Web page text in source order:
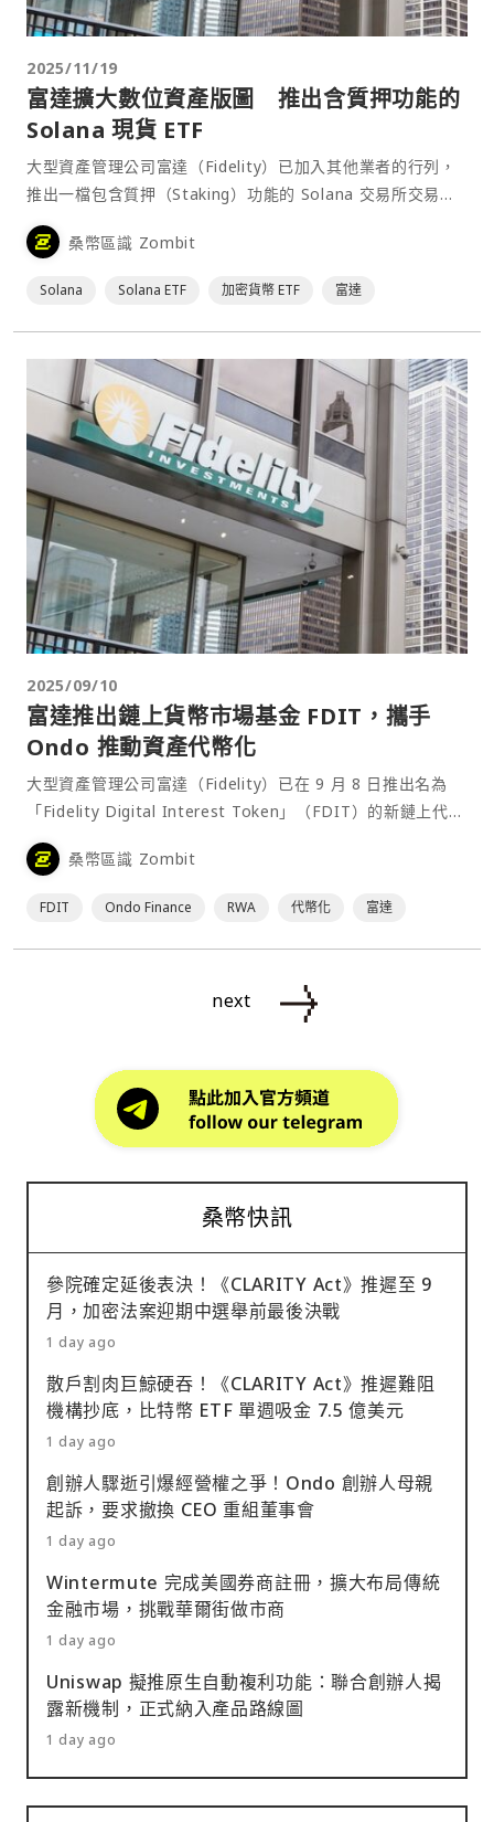
2025/11/19
富達擴大數位資產版圖 推出含質押功能的
Solana 現貨 ETF
大型資產管理公司富達（Fidelity）已加入其他業者的行列，
推出一檔包含質押（Staking）功能的 Solana 交易所交易基
桑幣區識 Zombit
Solana Solana ETF 加密貨幣 ETF 富達
2025/09/10
富達推出鏈上貨幣市場基金 FDIT，攜手
Ondo 推動資產代幣化
大型資產管理公司富達（Fidelity）已在 9 月 8 日推出名為
「Fidelity Digital Interest Token」（FDIT）的新鏈上代幣
化貨幣市場基金，標誌著機構採用鏈上資產的轉折點。此舉不
僅對貝萊德（BlackRock）的代幣化基金構成挑戰，也進⋯
桑幣區識 Zombit
FDIT Ondo Finance RWA 代幣化 富達
next
桑幣快訊
參院確定延後表決！《CLARITY Act》推遲至 9
月，加密法案迎期中選舉前最後決戰
1 day ago
散戶割肉巨鯨硬吞！《CLARITY Act》推遲難阻
機構抄底，比特幣 ETF 單週吸金 7.5 億美元
1 day ago
創辦人驟逝引爆經營權之爭！Ondo 創辦人母親
起訴，要求撤換 CEO 重組董事會
1 day ago
Wintermute 完成美國券商註冊，擴大布局傳統
金融市場，挑戰華爾街做市商
1 day ago
Uniswap 擬推原生自動複利功能：聯合創辦人揭
露新機制，正式納入產品路線圖
1 day ago